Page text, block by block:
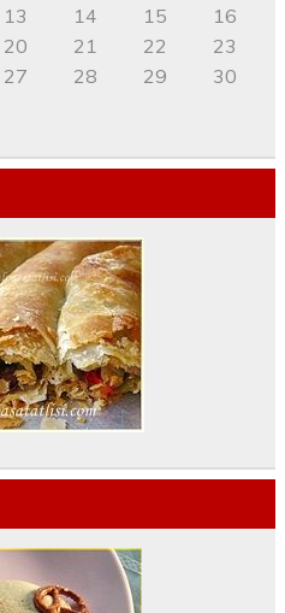
13 14 15
16
20 21 22
23
27 28 29
30